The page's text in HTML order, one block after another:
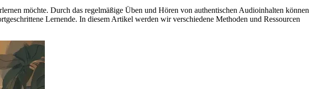
möchte. Durch das regelmäßige Üben und Hören von authentischen Audioinhalten können
Lernende. In diesem Artikel werden wir verschiedene Methoden und Ressourcen